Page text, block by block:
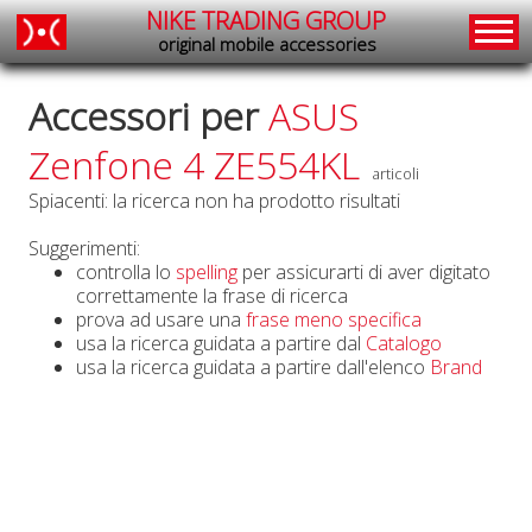
NIKE TRADING GROUP
original mobile accessories
Accessori perASUS
Zenfone 4 ZE554KL
articoli
Spiacenti: la ricerca non ha prodotto risultati
Suggerimenti:
controlla lo spelling per assicurarti di aver digitato
correttamente la frase di ricerca
prova ad usare una frase meno specifica
usa la ricerca guidata a partire dal Catalogo
usa la ricerca guidata a partire dall'elenco Brand